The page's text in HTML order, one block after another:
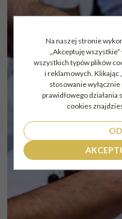
Na naszej stronie
„Akceptuję
wszystkich typów plików
i reklamowych. Klikając
stosowanie
prawidłowego
cookies